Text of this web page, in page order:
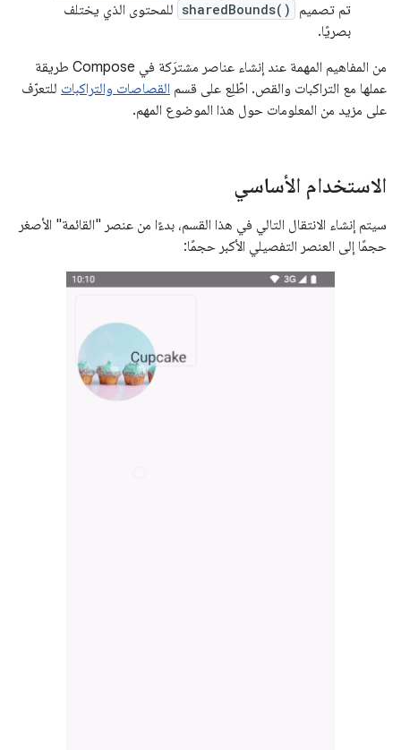
تم تصميم
sharedBounds() للمحتوى الذي يختلف
بصريًا.
من المفاهيم المهمة عند إنشاء عناصر مشترَكة في Compose طريقة
عملها مع التراكبات والقص. اطّلِع على قسم القصاصات والتراكبات للتعرّف
على مزيد من المعلومات حول هذا الموضوع المهم.
الاستخدام الأساسي
سيتم إنشاء الانتقال التالي في هذا القسم، بدءًا من عنصر "القائمة" الأصغر
حجمًا إلى العنصر التفصيلي الأكبر حجمًا: